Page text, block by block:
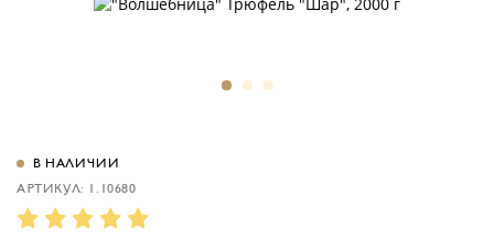
В НАЛИЧИИ
АРТИКУЛ: 1.10680